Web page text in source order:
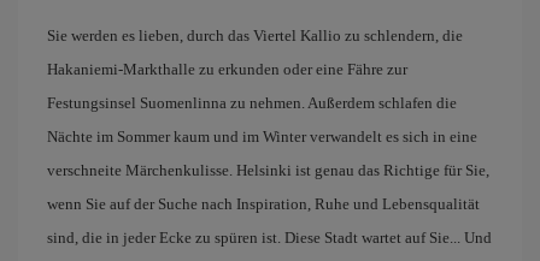
Sie werden es lieben, durch das Viertel Kallio zu schlendern, die
Hakaniemi-Markthalle zu erkunden oder eine Fähre zur
Festungsinsel Suomenlinna zu nehmen. Außerdem schlafen die
Nächte im Sommer kaum und im Winter verwandelt es sich in eine
verschneite Märchenkulisse. Helsinki ist genau das Richtige für Sie,
wenn Sie auf der Suche nach Inspiration, Ruhe und Lebensqualität
sind, die in jeder Ecke zu spüren ist. Diese Stadt wartet auf Sie... Und